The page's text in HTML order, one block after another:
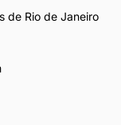
de Rio de Janeiro